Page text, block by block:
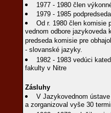
1977 - 1980 člen
1979 - 1985
Od r. 1980 člen komisie
vednom odbore
predseda komisie pre
- slovanské jazyky.
1982 - 1983 vedúci
fakulty v Nitre
Zásluhy
V Jazykovednom
a zorganizoval vyše 30